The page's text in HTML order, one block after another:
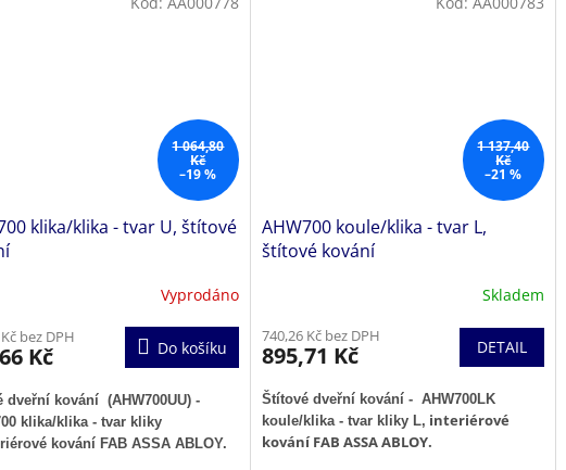
1 064,80
Kč
–19 %
klika/klika - tvar U, štítové
Vyprodáno
bez DPH
Kč Do košíku
dveřní kování (AHW700UU) -
klika/klika - tvar kliky
kování FAB ASSA ABLOY.
1 137,40
Kč
–21 %
AHW700 koule/klika - tvar L,
štítové kování
Skladem
740,26 Kč bez DPH
895,71 Kč DETAIL
Štítové dveřní kování - AHW700LK
koule/klika - tvar kliky L, interiérové
kování FAB ASSA ABLOY.